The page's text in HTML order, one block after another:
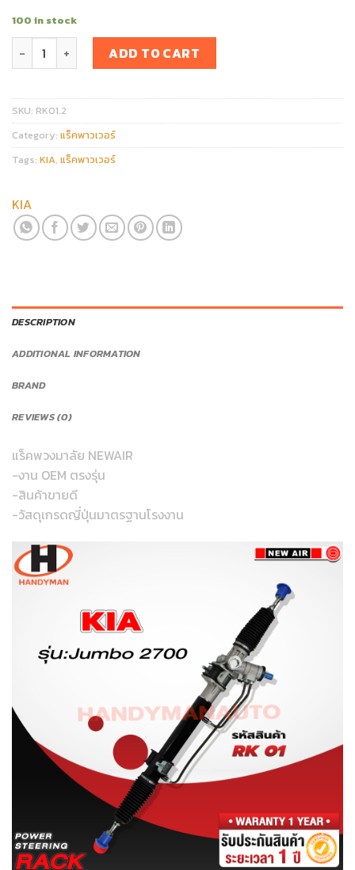
100 in stock
แร็คพวงมาลัย KIA JUMBO 2500 ต้องใช้ลูกหมากแขนเดิม quantity
ADD TO CART
SKU: RK01.2
Category: แร็คพาวเวอร์
Tags: KIA, แร็คพาวเวอร์
KIA
DESCRIPTION
ADDITIONAL INFORMATION
BRAND
REVIEWS (0)
แร็คพวงมาลัย NEWAIR
-งาน OEM ตรงรุ่น
-สินค้าขายดี
-วัสดุเกรดญี่ปุ่นมาตรฐานโรงงาน